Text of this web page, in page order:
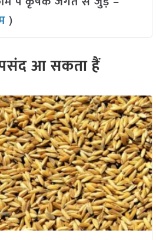
)
आ सकता हैं